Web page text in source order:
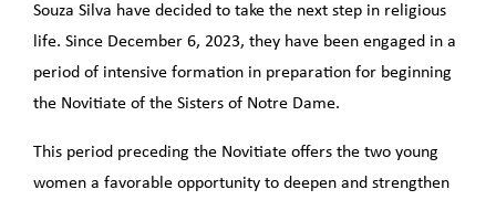
Souza Silva have decided to take the next step in religious
life. Since December 6, 2023, they have been engaged in a
period of intensive formation in preparation for beginning
the Novitiate of the Sisters of Notre Dame.
This period preceding the Novitiate offers the two young
women a favorable opportunity to deepen and strengthen